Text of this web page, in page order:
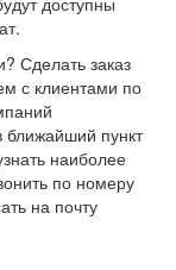
Сделать заказ
с клиентами по
ближайший пункт
наиболее
по номеру
на почту